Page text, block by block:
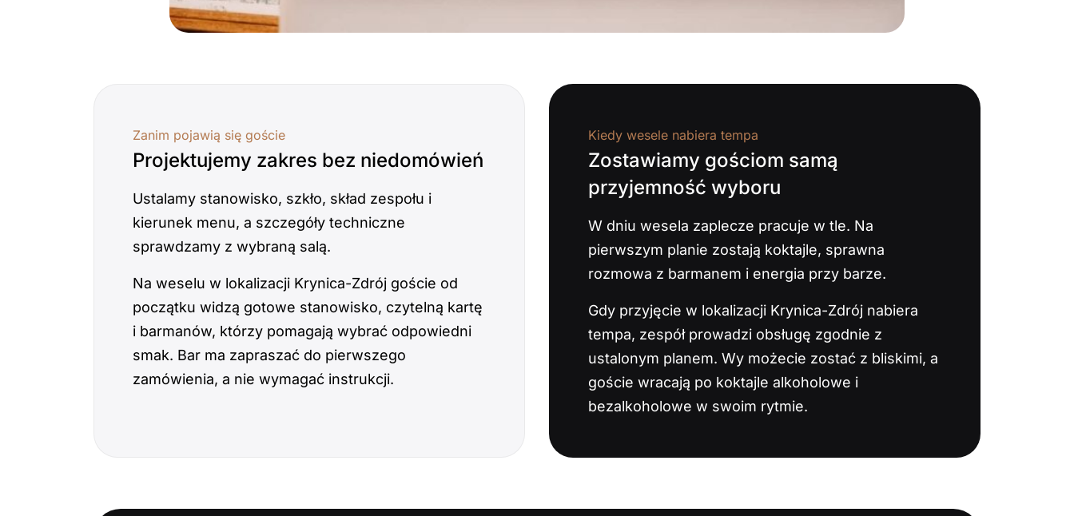
Zanim pojawią się goście
Projektujemy zakres bez niedomówień
Ustalamy stanowisko, szkło, skład zespołu i
kierunek menu, a szczegóły techniczne
sprawdzamy z wybraną salą.
Na weselu w lokalizacji Krynica-Zdrój goście od
początku widzą gotowe stanowisko, czytelną kartę
i barmanów, którzy pomagają wybrać odpowiedni
smak. Bar ma zapraszać do pierwszego
zamówienia, a nie wymagać instrukcji.
Kiedy wesele nabiera tempa
Zostawiamy gościom samą
przyjemność wyboru
W dniu wesela zaplecze pracuje w tle. Na
pierwszym planie zostają koktajle, sprawna
rozmowa z barmanem i energia przy barze.
Gdy przyjęcie w lokalizacji Krynica-Zdrój nabiera
tempa, zespół prowadzi obsługę zgodnie z
ustalonym planem. Wy możecie zostać z bliskimi, a
goście wracają po koktajle alkoholowe i
bezalkoholowe w swoim rytmie.